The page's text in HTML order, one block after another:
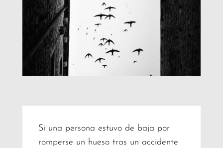
Si una persona estuvo de baja por
romperse un hueso tras un accidente